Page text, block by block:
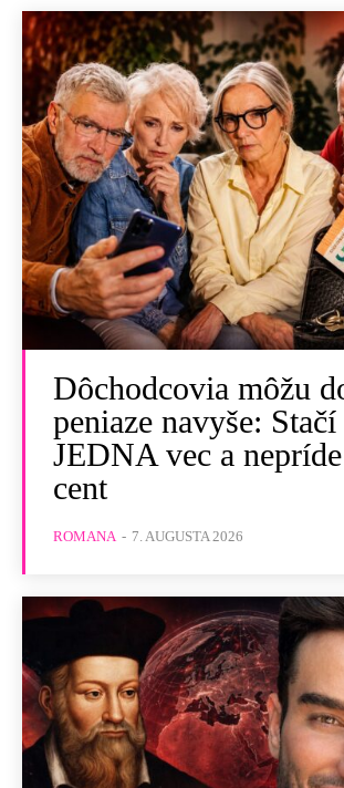
Dôchodcovia môžu
peniaze navyše:
JEDNA vec a
cent
ROMANA - 7. AUGUSTA 2026